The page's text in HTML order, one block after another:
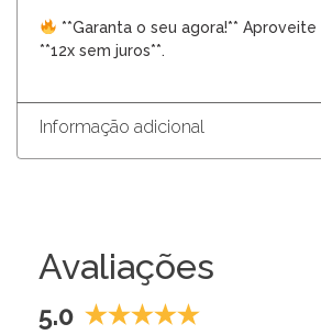
**Garanta o seu agora!** Aproveite
**12x sem juros**.
Informação adicional
Avaliações
5.0